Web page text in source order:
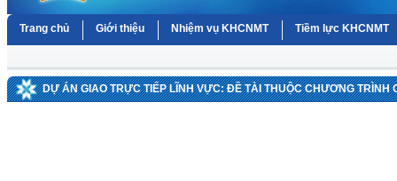
Trang chủ Giới thiệu Nhiệm vụ KHCNMT Tiềm lực KHCNMT
DỰ ÁN GIAO TRỰC TIẾP LĨNH VỰC: ĐỀ TÀI THUỘC CHƯƠNG TRÌNH